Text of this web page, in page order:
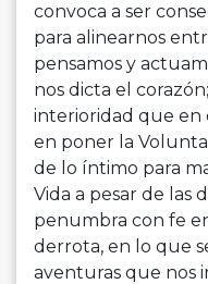
convoca a ser
para alinearnos
pensamos y
nos dicta el
interioridad que en
en poner la
de lo íntimo para
Vida a pesar de las
penumbra con fe
derrota, en lo que
aventuras que nos